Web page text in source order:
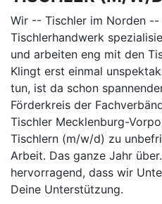
Wir -- Tischler im Norden --
Tischlerhandwerk
und arbeiten eng mit den
Klingt erst einmal
tun, ist da schon
Förderkreis der
Tischler Mecklenburg-
Tischlern (m/w/d) zu
Arbeit. Das ganze Jahr
hervorragend, dass wir
Deine Unterstützung.